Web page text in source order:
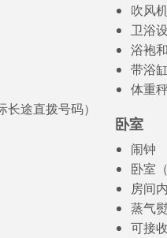
途直拨号码）
吹风
卫浴
浴袍
带浴
体重
卧室
闹钟
卧室
房间
蒸气
可接